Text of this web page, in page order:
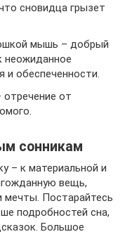
сновидца грызет
мышь – добрый
неожиданное
и обеспеченности.
от
сонникам
– к материальной и
вещь,
мечты. Постарайтесь
подробностей сна,
Большое